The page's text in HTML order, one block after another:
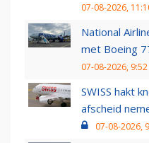
07-08-2026,
National
met Boeing
07-08-2026, 9:52
SWISS hakt
afscheid
07-08-2026,